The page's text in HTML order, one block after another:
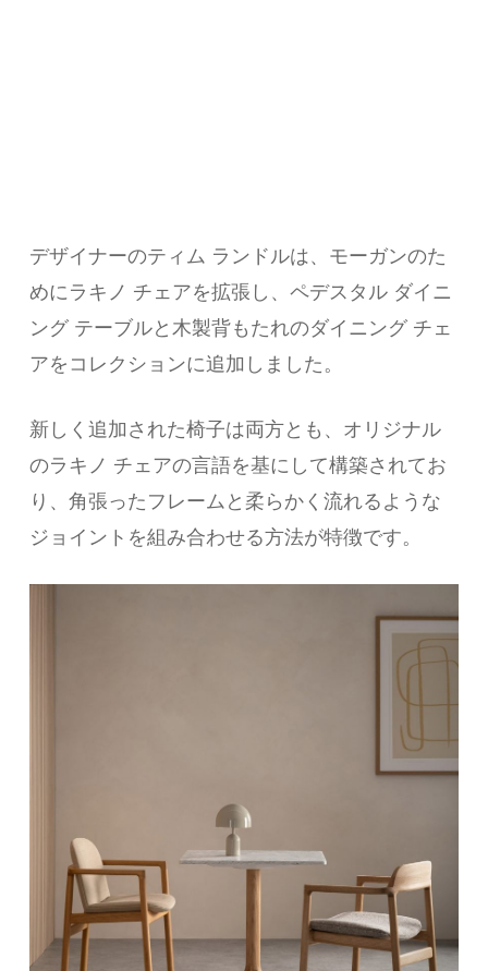
デザイナーのティム ランドルは、モーガンのた
めにラキノ チェアを拡張し、ペデスタル ダイニ
ング テーブルと木製背もたれのダイニング チェ
アをコレクションに追加しました。
新しく追加された椅子は両方とも、オリジナル
のラキノ チェアの言語を基にして構築されてお
り、角張ったフレームと柔らかく流れるような
ジョイントを組み合わせる方法が特徴です。